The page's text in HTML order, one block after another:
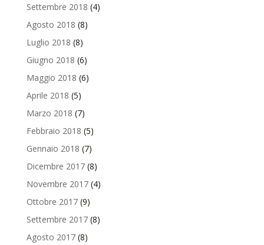
Settembre 2018 (4)
Agosto 2018 (8)
Luglio 2018 (8)
Giugno 2018 (6)
Maggio 2018 (6)
Aprile 2018 (5)
Marzo 2018 (7)
Febbraio 2018 (5)
Gennaio 2018 (7)
Dicembre 2017(8)
Novembre 2017(4)
Ottobre 2017(9)
Settembre 2017(8)
Agosto 2017(8)